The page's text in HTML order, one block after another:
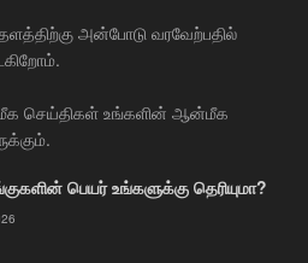
அன்போடு வரவேற்பதில்
செய்திகள் உங்களின் ஆன்மீக
பெயர் உங்களுக்கு தெரியுமா?